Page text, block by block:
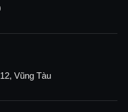
Vũng Tàu